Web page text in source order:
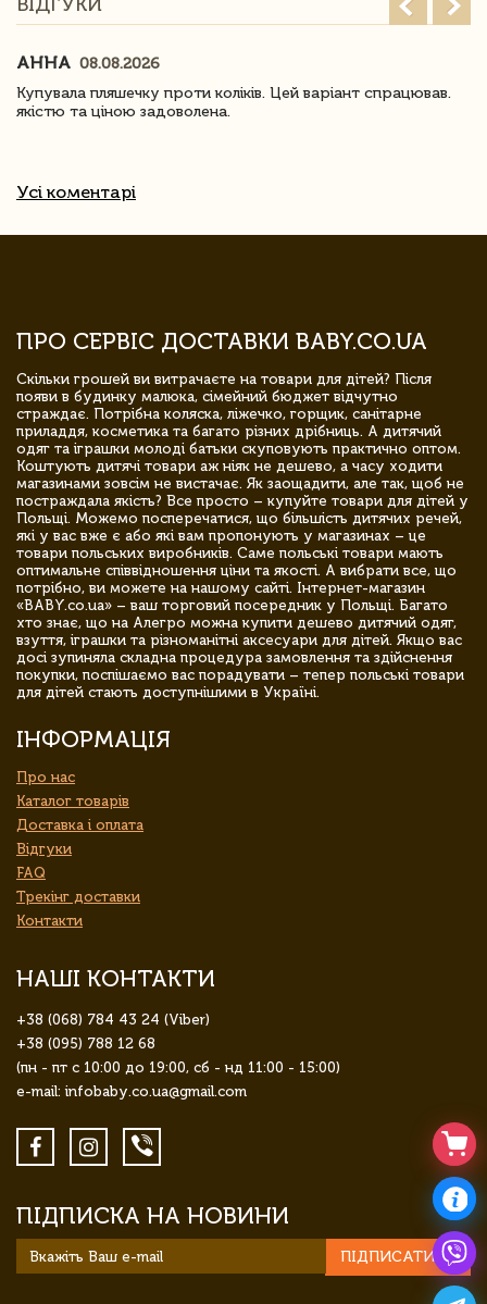
АННА 08.08.2026
Купувала пляшечку проти коліків. Цей варіант спрацював.
якістю та ціною задоволена.
Усі коментарі
ПРО СЕРВІС ДОСТАВКИ BABY.CO.UA
Скільки грошей ви витрачаєте на товари для дітей? Після
появи в будинку малюка, сімейний бюджет відчутно
страждає. Потрібна коляска, ліжечко, горщик, санітарне
приладдя, косметика та багато різних дрібниць. А дитячий
одяг та іграшки молоді батьки скуповують практично оптом.
Коштують дитячі товари аж ніяк не дешево, а часу ходити
магазинами зовсім не вистачає. Як заощадити, але так, щоб не
постраждала якість? Все просто – купуйте товари для дітей у
Польщі. Можемо посперечатися, що більшість дитячих речей,
які у вас вже є або які вам пропонують у магазинах – це
товари польських виробників. Саме польські товари мають
оптимальне співвідношення ціни та якості. А вибрати все, що
потрібно, ви можете на нашому сайті. Інтернет-магазин
«BABY.co.ua» – ваш торговий посередник у Польщі. Багато
хто знає, що на Алегро можна купити дешево дитячий одяг,
взуття, іграшки та різноманітні аксесуари для дітей. Якщо вас
досі зупиняла складна процедура замовлення та здійснення
покупки, поспішаємо вас порадувати – тепер польські товари
для дітей стають доступнішими в Україні.
ІНФОРМАЦІЯ
Про нас
Каталог товарів
Доставка і оплата
Відгуки
FAQ
Трекінг доставки
Контакти
НАШІ КОНТАКТИ
+38 (068) 784 43 24 (Viber)
+38 (095) 788 12 68
(пн - пт с 10:00 до 19:00, сб - нд 11:00 - 15:00)
e-mail: infobaby.co.ua@gmail.com
ПІДПИСКА НА НОВИНИ
ПІДПИСАТИСЯ